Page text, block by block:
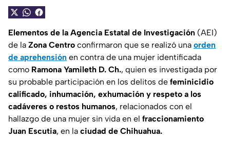
Elementos de la Agencia Estatal de Investigación (AEI)
de la Zona Centro confirmaron que se realizó una orden
de aprehensión en contra de una mujer identificada
como Ramona Yamileth D. Ch., quien es investigada por
su probable participación en los delitos de feminicidio
calificado, inhumación, exhumación y respeto a los
cadáveres o restos humanos, relacionados con el
hallazgo de una mujer sin vida en el fraccionamiento
Juan Escutia, en la ciudad de Chihuahua.